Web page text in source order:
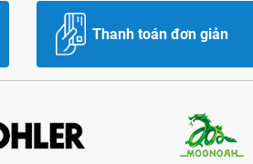
Thanh toán đơn giản